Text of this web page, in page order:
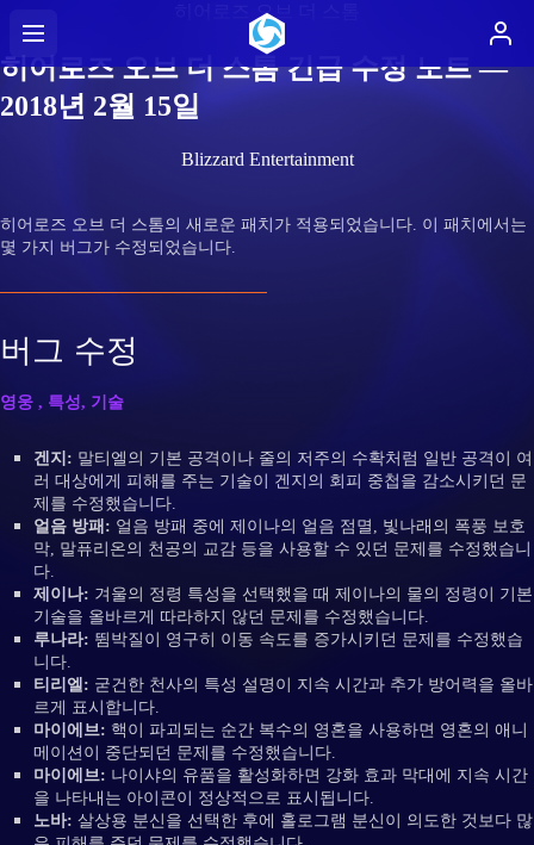
히어로즈 오브 더 스톰
히어로즈 오브 더 스톰 긴급 수정 노트 —
2018년 2월 15일
Blizzard Entertainment
히어로즈 오브 더 스톰의 새로운 패치가 적용되었습니다. 이 패치에서는
몇 가지 버그가 수정되었습니다.
버그 수정
영웅 , 특성, 기술
겐지: 말티엘의 기본 공격이나 줄의 저주의 수확처럼 일반 공격이 여
러 대상에게 피해를 주는 기술이 겐지의 회피 중첩을 감소시키던 문
제를 수정했습니다.
얼음 방패: 얼음 방패 중에 제이나의 얼음 점멸, 빛나래의 폭풍 보호
막, 말퓨리온의 천공의 교감 등을 사용할 수 있던 문제를 수정했습니
다.
제이나: 겨울의 정령 특성을 선택했을 때 제이나의 물의 정령이 기본
기술을 올바르게 따라하지 않던 문제를 수정했습니다.
루나라: 뜀박질이 영구히 이동 속도를 증가시키던 문제를 수정했습
니다.
티리엘: 굳건한 천사의 특성 설명이 지속 시간과 추가 방어력을 올바
르게 표시합니다.
마이에브: 핵이 파괴되는 순간 복수의 영혼을 사용하면 영혼의 애니
메이션이 중단되던 문제를 수정했습니다.
마이에브: 나이샤의 유품을 활성화하면 강화 효과 막대에 지속 시간
을 나타내는 아이콘이 정상적으로 표시됩니다.
노바: 살상용 분신을 선택한 후에 홀로그램 분신이 의도한 것보다 많